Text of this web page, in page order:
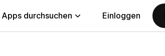
Apps durchsuchen Einloggen